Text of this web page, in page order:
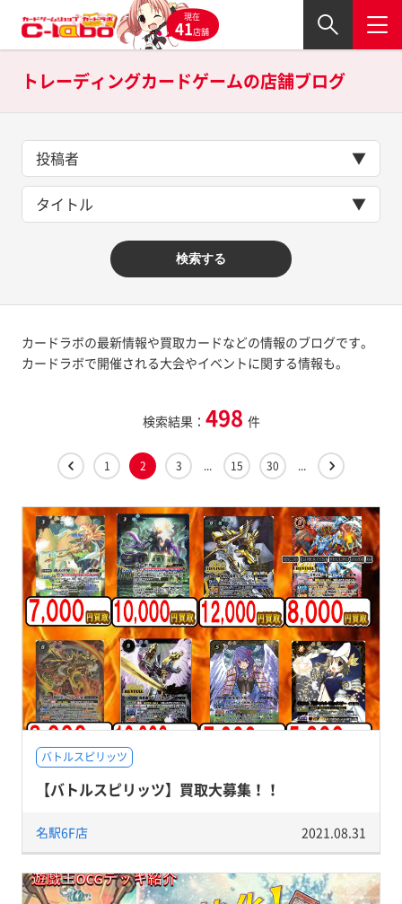
現在
41店舗
トレーディングカードゲームの店舗ブログ
投稿者
タイトル
検索する
カードラボの最新情報や買取カードなどの情報のブログです。
カードラボで開催される大会やイベントに関する情報も。
検索結果： 498 件
1 2 3 ... 15 30 ...
バトルスピリッツ
【バトルスピリッツ】買取大募集！！
名駅6F店 2021.08.31